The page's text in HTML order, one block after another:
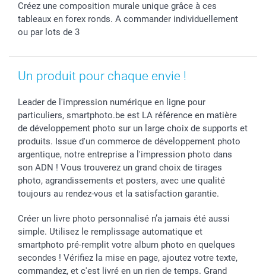
Dénicheur d'idées cadeau
Rentrée des classes
Communion
Vacances
Conditions générales
Vie privée
Tarifs
Investisseurs
Modes de paiement
Modes de livraison
Statut de ma commande
Créez une composition murale unique grâce à ces
tableaux en forex ronds. A commander individuellement
ou par lots de 3
Un produit pour chaque envie !
Leader de l'impression numérique en ligne pour
particuliers, smartphoto.be est LA référence en matière
de développement photo sur un large choix de supports et
produits. Issue d'un commerce de développement photo
argentique, notre entreprise a l'impression photo dans
son ADN ! Vous trouverez un grand choix de tirages
photo, agrandissements et posters, avec une qualité
toujours au rendez-vous et la satisfaction garantie.
Créer un livre photo personnalisé n’a jamais été aussi
simple. Utilisez le remplissage automatique et
smartphoto pré-remplit votre album photo en quelques
secondes ! Vérifiez la mise en page, ajoutez votre texte,
commandez, et c'est livré en un rien de temps. Grand